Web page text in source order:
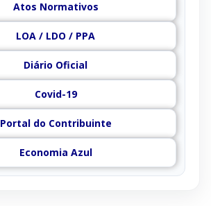
Atos Normativos
LOA / LDO / PPA
Diário Oficial
Covid-19
Portal do Contribuinte
Economia Azul